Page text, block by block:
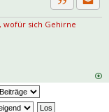
Zitat
wofür sich Gehirne